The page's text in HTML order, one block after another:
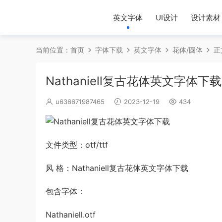
英文字体 UI设计 设计素材
当前位置： 首页 字体下载 英文字体 花体/圆体
Nathaniell复古花体英文字体下载
u636671987465 2023-12-19 434
文件类型：otf/ttf
风 格：Nathaniell复古花体英文字体下载
包含字体：
Nathaniell.otf